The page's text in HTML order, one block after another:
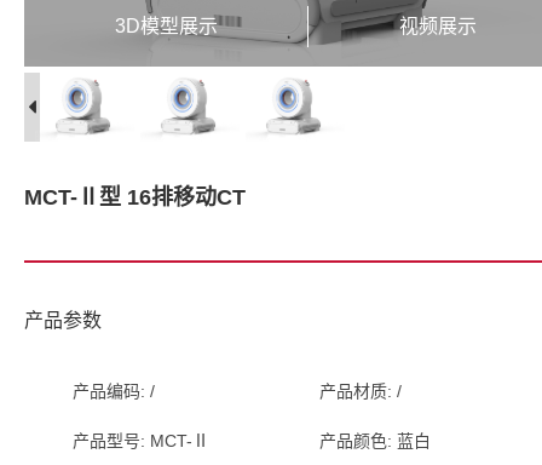
3D模型展示 视频展示
MCT-Ⅱ型 16排移动CT
产品参数
产品编码: / 产品材质: /
产品型号: MCT-Ⅱ 产品颜色: 蓝白